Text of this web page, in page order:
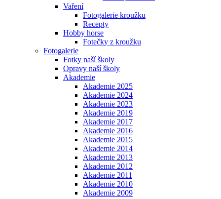
Vaření
Fotogalerie kroužku
Recepty
Hobby horse
Fotečky z kroužku
Fotogalerie
Fotky naší školy
Opravy naší školy
Akademie
Akademie 2025
Akademie 2024
Akademie 2023
Akademie 2019
Akademie 2017
Akademie 2016
Akademie 2015
Akademie 2014
Akademie 2013
Akademie 2012
Akademie 2011
Akademie 2010
Akademie 2009